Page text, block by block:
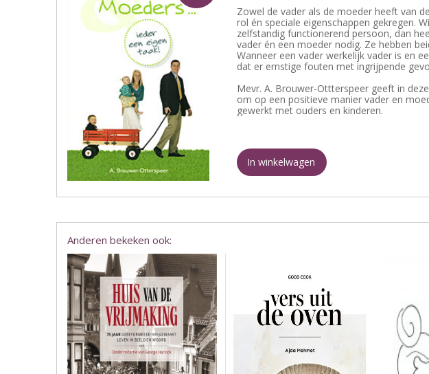
Zowel de vader als de moeder heeft van
rol én speciale eigenschappen gekregen.
zelfstandig functionerend persoon, dan
vader én een moeder nodig. Ze hebben
Wanneer een vader werkelijk vader is en
dat er ernstige fouten met ingrijpende
Mevr. A. Brouwer-Ottterspeer geeft in
om op een positieve manier vader en
gewerkt met ouders en kinderen.
In winkelwagen
Anderen bekeken ook: